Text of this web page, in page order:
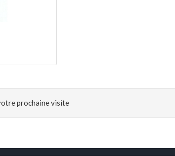
prochaine visite